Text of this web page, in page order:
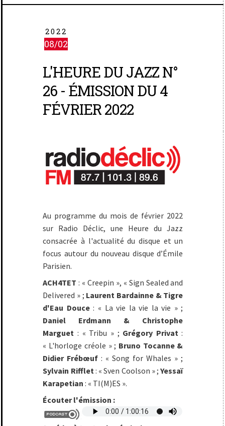
2022
08/02
L'HEURE DU JAZZ N°
26 - ÉMISSION DU 4
FÉVRIER 2022
Au programme du mois de février 2022
sur Radio Déclic, une Heure du Jazz
consacrée à l'actualité du disque et un
focus autour du nouveau disque d’Émile
Parisien.
ACH4TET : « Creepin », « Sign Sealed and
Delivered » ; Laurent Bardainne & Tigre
d'Eau Douce: « La vie la vie la vie » ;
Daniel Erdmann & Christophe
Marguet : « Tribu » ; Grégory Privat:
« L'horloge créole » ; Bruno Tocanne &
Didier Frébœuf : « Song for Whales » ;
Sylvain Rifflet: « Sven Coolson » ;Yessaï
Karapetian : « TI(M)ES ».
Écouter l'émission :